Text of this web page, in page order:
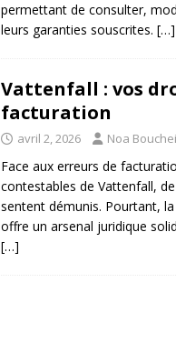
permettant de consulter,
leurs garanties souscrites. […]
Vattenfall : vos
facturation
avril 2, 2026 Noa
Face aux erreurs de
contestables de Vattenfall,
sentent démunis. Pourtant,
offre un arsenal juridique
[…]